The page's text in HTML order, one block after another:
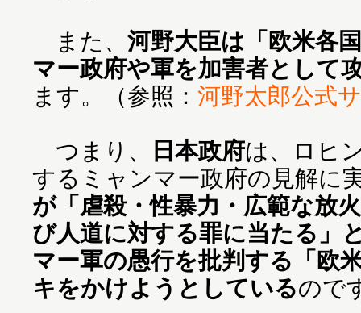
また、 河野大臣は「欧米各
マー政府や軍を加害者として
ます。（参照： 河野太郎公式
つまり、 日本政府は、ロヒ
するミャンマー政府の見解に
が「虐殺・性暴力・広範な放
び人道に対する罪に当たる」
マー軍の愚行を批判する「欧
キをかけようとしているので